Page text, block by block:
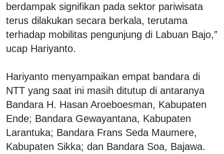
berdampak signifikan pada sektor pariwisata
terus dilakukan secara berkala, terutama
terhadap mobilitas pengunjung di Labuan Bajo,”
ucap Hariyanto.
Hariyanto menyampaikan empat bandara di
NTT yang saat ini masih ditutup di antaranya
Bandara H. Hasan Aroeboesman, Kabupaten
Ende; Bandara Gewayantana, Kabupaten
Larantuka; Bandara Frans Seda Maumere,
Kabupaten Sikka; dan Bandara Soa, Bajawa.